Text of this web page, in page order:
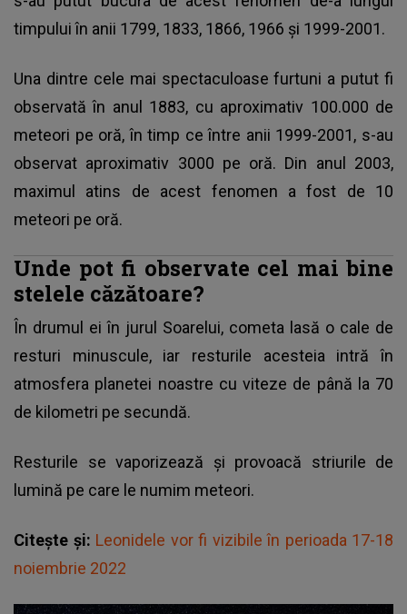
timpului în anii 1799, 1833, 1866, 1966 și 1999-2001.
Una dintre cele mai spectaculoase furtuni a putut fi
observată în anul 1883, cu aproximativ 100.000 de
meteori pe oră, în timp ce între anii 1999-2001, s-au
observat aproximativ 3000 pe oră. Din anul 2003,
maximul atins de acest fenomen a fost de 10
meteori pe oră.
Unde pot fi observate cel mai bine
stelele căzătoare?
În drumul ei în jurul Soarelui, cometa lasă o cale de
resturi minuscule, iar resturile acesteia intră în
atmosfera planetei noastre cu viteze de până la 70
de kilometri pe secundă.
Resturile se vaporizează și provoacă striurile de
lumină pe care le numim meteori.
Citește și: Leonidele vor fi vizibile în perioada 17-18
noiembrie 2022